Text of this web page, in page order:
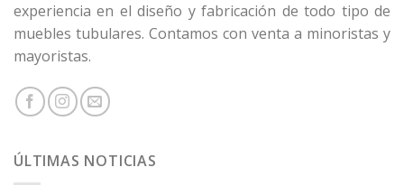
experiencia en el diseño y fabricación de todo tipo de
muebles tubulares. Contamos con venta a minoristas y
mayoristas.
ÚLTIMAS NOTICIAS